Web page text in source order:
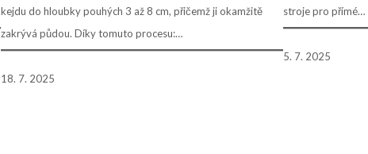
kejdu do hloubky pouhých 3 až 8 cm, přičemž ji okamžitě
zakrývá půdou. Díky tomuto procesu:…
18. 7. 2025
stroje pro přímé…
5. 7. 2025